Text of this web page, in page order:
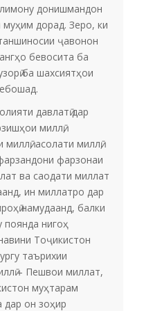
донишмандон
дорад. Зеро, ки
ҷавонон
бевосита ба
ба шахсиятҳои
давлатӣ дар
миллӣ,
асолати миллӣ,
фарзонаи
ва саодати миллат
ин миллатро дар
намудаанд, балки
поянда нигоҳ
Тоҷикистон
таърихии
– Пешвои миллат,
муҳтарам
дар он зоҳир